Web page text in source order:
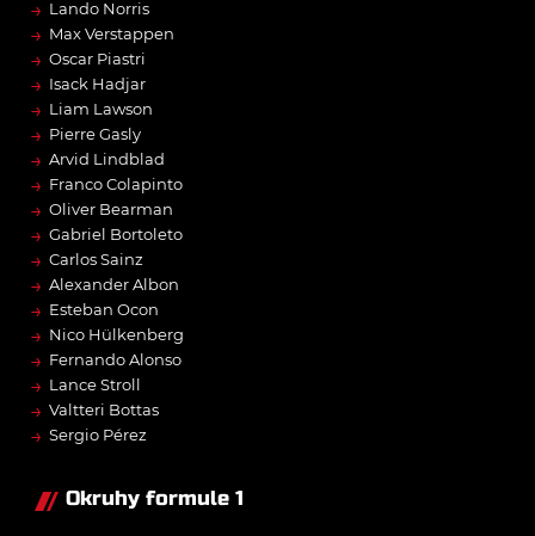
→ Lando Norris
→ Max Verstappen
→ Oscar Piastri
→ Isack Hadjar
→ Liam Lawson
→ Pierre Gasly
→ Arvid Lindblad
→ Franco Colapinto
→ Oliver Bearman
→ Gabriel Bortoleto
→ Carlos Sainz
→ Alexander Albon
→ Esteban Ocon
→ Nico Hülkenberg
→ Fernando Alonso
→ Lance Stroll
→ Valtteri Bottas
→ Sergio Pérez
Okruhy formule 1